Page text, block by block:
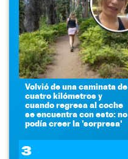
Volvió de una caminata de
cuatro kilómetros y
cuando regresa al coche
se encuentra con esto: no
podía creer la 'sorpresa'
3